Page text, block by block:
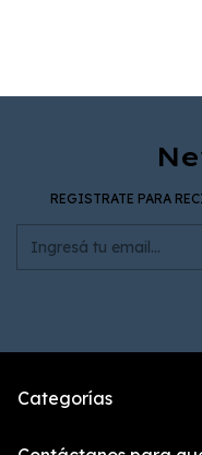
REGISTRATE PARA
Categorías